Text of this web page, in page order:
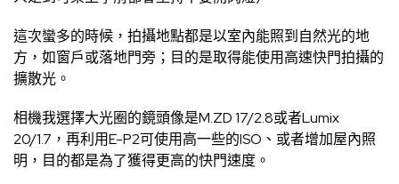
這次蠻多的時候，拍攝地點都是以室內能照到自然光的地
方，如窗戶或落地門旁；目的是取得能使用高速快門拍攝的
擴散光。
相機我選擇大光圈的鏡頭像是M.ZD 17/2.8或者Lumix
20/1.7，再利用E-P2可使用高一些的ISO、或者增加屋內照
明，目的都是為了獲得更高的快門速度。